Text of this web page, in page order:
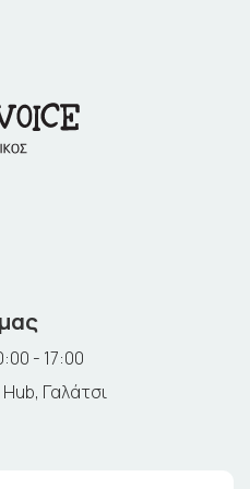
- 17:00
Γαλάτσι